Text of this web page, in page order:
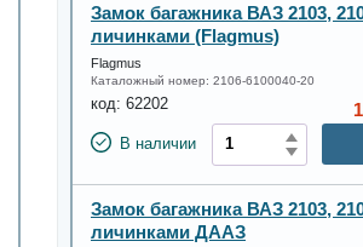
Замок багажника ВАЗ 2103,
личинками (Flagmus)
Flagmus
Каталожный номер: 2106-6100040-20
код: 62202
В наличии
Замок багажника ВАЗ 2103,
личинками ДААЗ